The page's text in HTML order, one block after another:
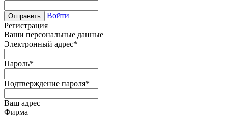
Отправить
Войти
Регистрация
Ваши персональные данные
Электронный адрес*
Пароль*
Подтверждение пароля*
Ваш адрес
Фирма